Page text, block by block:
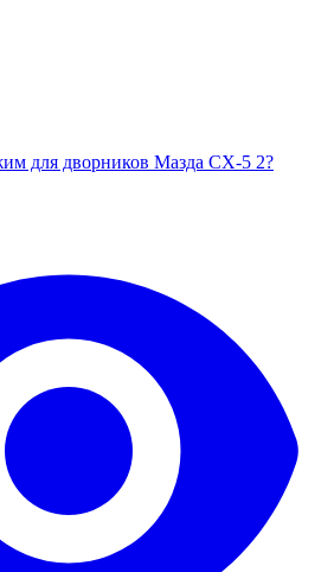
для дворников Мазда СХ-5 2?